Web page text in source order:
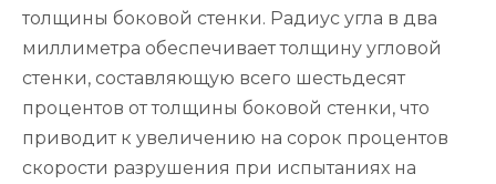
толщины боковой стенки. Радиус угла в два
миллиметра обеспечивает толщину угловой
стенки, составляющую всего шестьдесят
процентов от толщины боковой стенки, что
приводит к увеличению на сорок процентов
скорости разрушения при испытаниях на